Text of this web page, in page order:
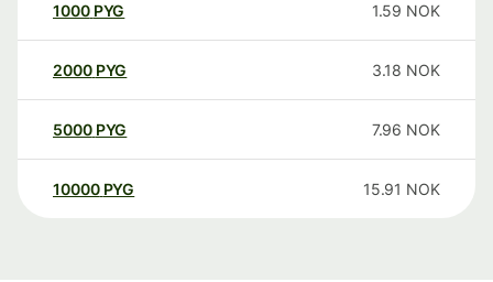
1000 PYG 1.59 NOK
2000 PYG 3.18 NOK
5000 PYG 7.96 NOK
10000 PYG 15.91 NOK